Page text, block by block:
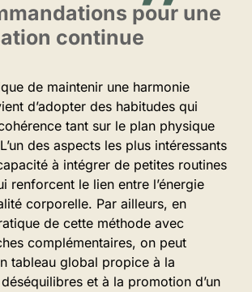
pour une
continue
de maintenir une harmonie
d’adopter des habitudes qui
tant sur le plan physique
des aspects les plus intéressants
à intégrer de petites routines
renforcent le lien entre l’énergie
corporelle. Par ailleurs, en
de cette méthode avec
complémentaires, on peut
tableau global propice à la
et à la promotion d’un